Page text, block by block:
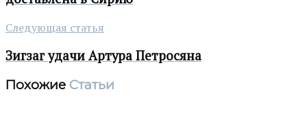
Следующая статья
Зигзаг удачи Артура Петросяна
Похожие Статьи